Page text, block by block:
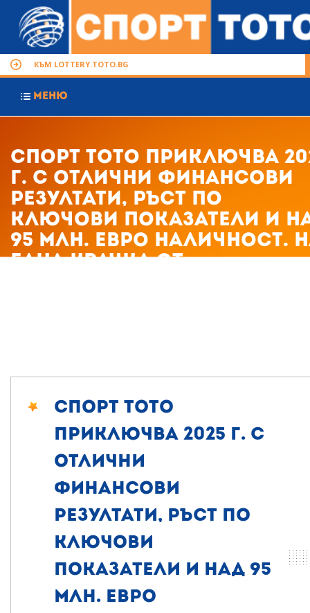
КЪМ LOTTERY.TOTO.BG
МЕНЮ
Спорт Тото приключва
г. с отлични финансови
резултати, ръст по
ключови показатели и
95 млн. евро наличност.
една крачка от
Спорт Тото
приключва 2025 г. с
отлични
финансови
резултати, ръст по
ключови
показатели и над 95
млн. евро